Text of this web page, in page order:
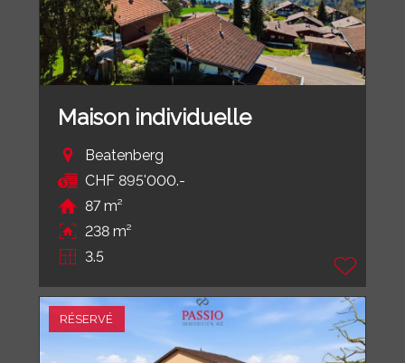
Maison individuelle
Beatenberg
CHF 895'000.-
87 m²
238 m²
3.5
RÉSERVÉ